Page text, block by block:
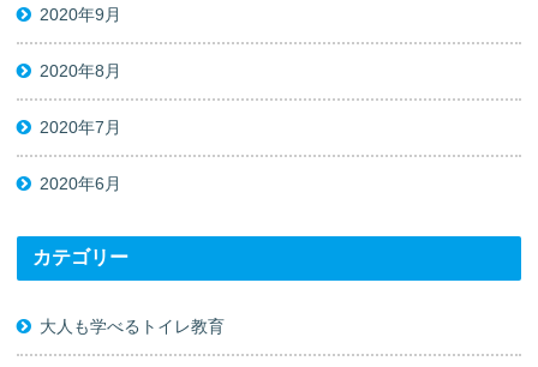
2020年9月
2020年8月
2020年7月
2020年6月
カテゴリー
大人も学べるトイレ教育